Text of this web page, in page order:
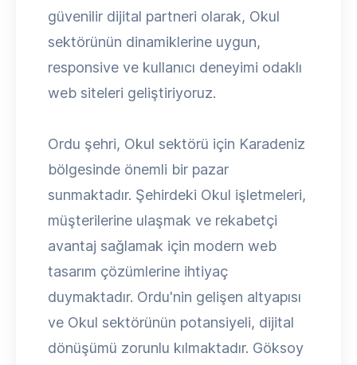
güvenilir dijital partneri olarak, Okul
sektörünün dinamiklerine uygun,
responsive ve kullanıcı deneyimi odaklı
web siteleri geliştiriyoruz.
Ordu şehri, Okul sektörü için Karadeniz
bölgesinde önemli bir pazar
sunmaktadır. Şehirdeki Okul işletmeleri,
müşterilerine ulaşmak ve rekabetçi
avantaj sağlamak için modern web
tasarım çözümlerine ihtiyaç
duymaktadır. Ordu'nin gelişen altyapısı
ve Okul sektörünün potansiyeli, dijital
dönüşümü zorunlu kılmaktadır. Göksoy